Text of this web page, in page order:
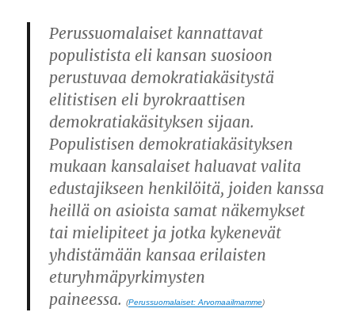
Perussuomalaiset kannattavat
populistista eli kansan suosioon
perustuvaa demokratiakäsitystä
elitistisen eli byrokraattisen
demokratiakäsityksen sijaan.
Populistisen demokratiakäsityksen
mukaan kansalaiset haluavat valita
edustajikseen henkilöitä, joiden kanssa
heillä on asioista samat näkemykset
tai mielipiteet ja jotka kykenevät
yhdistämään kansaa erilaisten
eturyhmäpyrkimysten
paineessa.(Perussuomalaiset: Arvomaailmamme)